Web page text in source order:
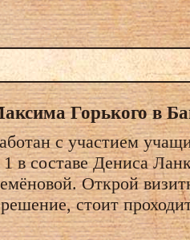
Горького в
с участием
составе Дениса
Открой
стоит